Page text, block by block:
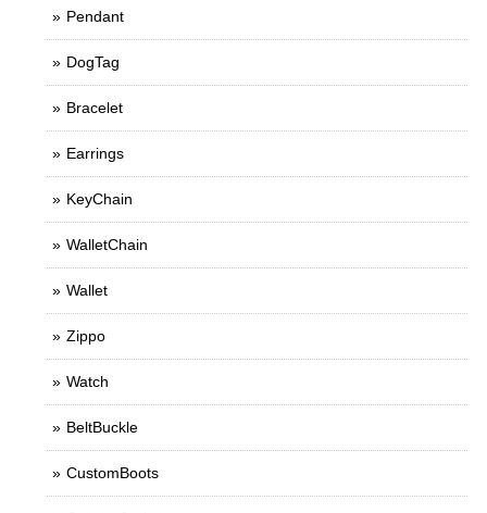
Pendant
DogTag
Bracelet
Earrings
KeyChain
WalletChain
Wallet
Zippo
Watch
BeltBuckle
CustomBoots